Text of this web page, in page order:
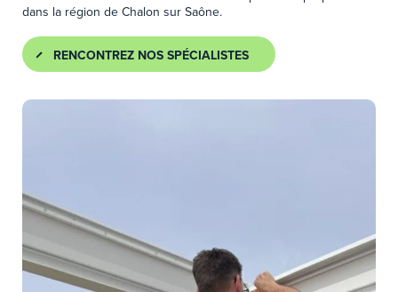
dans la région de Chalon sur Saône.
RENCONTREZ NOS SPÉCIALISTES